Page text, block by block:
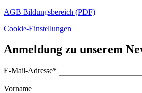
AGB Bildungsbereich (PDF)
Cookie-Einstellungen
Anmeldung zu unserem
E-Mail-Adresse*
Vorname